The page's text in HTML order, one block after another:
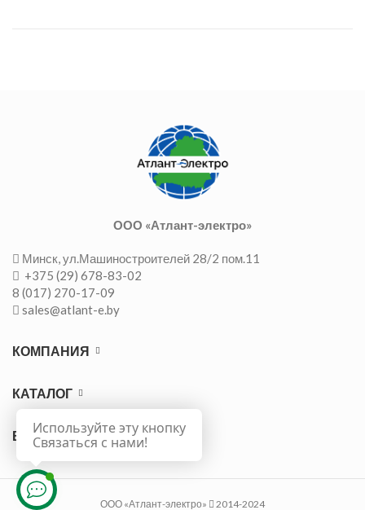
ООО «Атлант-электро»
Минск, ул.Машиностроителей 28/2 пом.11
+375 (29) 678-83-02
8 (017) 270-17-09
sales@atlant-e.by
КОМПАНИЯ
КАТАЛОГ
ВАЖНО
ООО «Атлант-электро» 2014-2024
Используйте эту кнопку
Связаться с нами!